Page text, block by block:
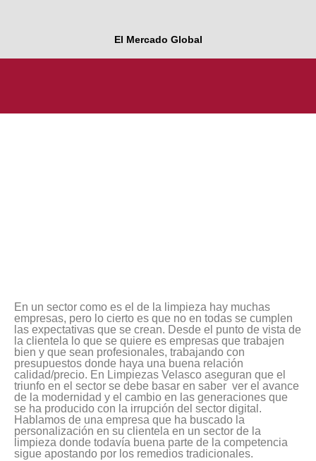
El Mercado Global
En un sector como es el de la limpieza hay muchas
empresas, pero lo cierto es que no en todas se cumplen
las expectativas que se crean. Desde el punto de vista de
la clientela lo que se quiere es empresas que trabajen
bien y que sean profesionales, trabajando con
presupuestos donde haya una buena relación
calidad/precio. En Limpiezas Velasco aseguran que el
triunfo en el sector se debe basar en saber ver el avance
de la modernidad y el cambio en las generaciones que
se ha producido con la irrupción del sector digital.
Hablamos de una empresa que ha buscado la
personalización en su clientela en un sector de la
limpieza donde todavía buena parte de la competencia
sigue apostando por los remedios tradicionales.